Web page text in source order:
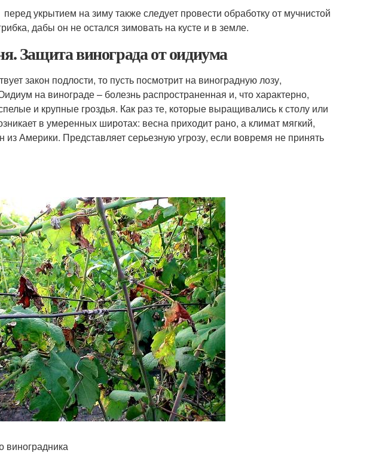
укрытием на зиму также следует провести обработку от мучнистой
дабы он не остался зимовать на кусте и в земле.
Защита винограда от оидиума
закон подлости, то пусть посмотрит на виноградную лозу,
на винограде – болезнь распространенная и, что характерно,
и крупные гроздья. Как раз те, которые выращивались к столу или
в умеренных широтах: весна приходит рано, а климат мягкий,
Америки. Представляет серьезную угрозу, если вовремя не принять
виноградника